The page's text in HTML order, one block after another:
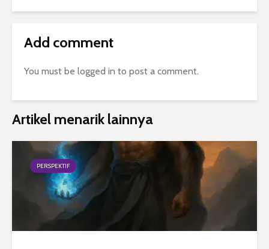
Add comment
You must be logged in to post a comment.
Artikel menarik lainnya
PERSPEKTIF